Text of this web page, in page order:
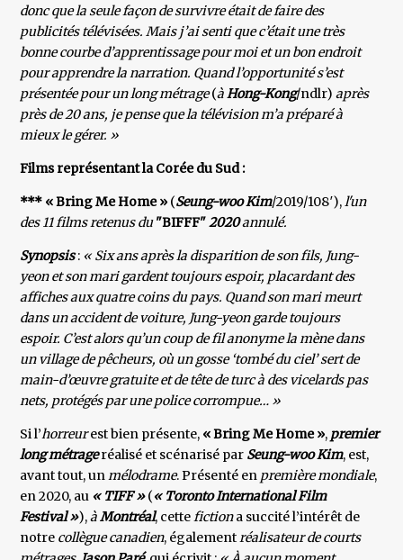
donc que la seule façon de survivre était de faire des
publicités télévisées. Mais j’ai senti que c’était une très
bonne courbe d’apprentissage pour moi et un bon endroit
pour apprendre la narration. Quand l’opportunité s’est
présentée pour un long métrage(àHong-Kong/ndlr) après
près de 20 ans, je pense que la télévision m’a préparé à
mieux le gérer. »
Films représentant la Corée du Sud :
*** « Bring Me Home » (Seung-woo Kim/2019/108′),l'un
des 11 films retenus du"BIFFF"2020annulé.
Synopsis: « Six ans après la disparition de son fils, Jung-
yeon et son mari gardent toujours espoir, placardant des
affiches aux quatre coins du pays. Quand son mari meurt
dans un accident de voiture, Jung-yeon garde toujours
espoir. C’est alors qu’un coup de fil anonyme la mène dans
un village de pêcheurs, où un gosse ‘tombé du ciel’ sert de
main-d’œuvre gratuite et de tête de turc à des vicelards pas
nets, protégés par une police corrompue… »
Si l’horreurest bien présente, « Bring Me Home », premier
long métrageréalisé et scénarisé par Seung-woo Kim, est,
avant tout, unmélodrame. Présenté en première mondiale,
en 2020, au « TIFF »(« Toronto International Film
Festival »),àMontréal, cettefictiona succité l’intérêt de
notre collègue canadien, égalementréalisateur de courts